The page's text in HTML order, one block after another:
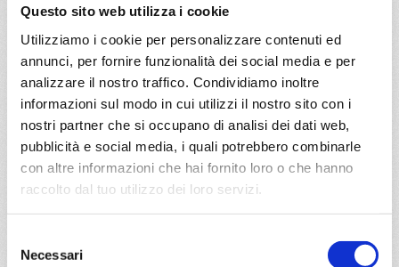
Questo sito web utilizza i cookie
Utilizziamo i cookie per personalizzare contenuti ed
annunci, per fornire funzionalità dei social media e per
analizzare il nostro traffico. Condividiamo inoltre
informazioni sul modo in cui utilizzi il nostro sito con i
nostri partner che si occupano di analisi dei dati web,
pubblicità e social media, i quali potrebbero combinarle
con altre informazioni che hai fornito loro o che hanno
raccolto dal tuo utilizzo dei loro servizi.
delNecessari
a partire da
€ 483
DETTAGLI
daNapoliconMSC Euribia
Genova, Napoli, Provence(marseilles)